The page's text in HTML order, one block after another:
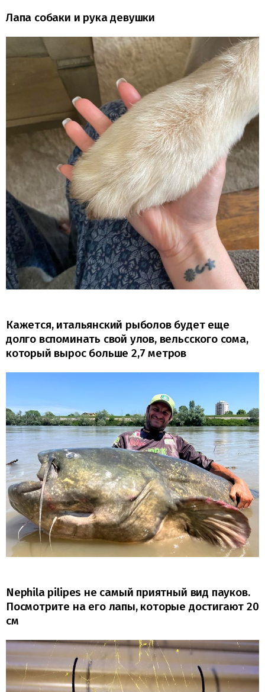
Лапа собаки и рука девушки
Кажется, итальянский рыболов будет еще
долго вспоминать свой улов, вельсского сома,
который вырос больше 2,7 метров
Nephila pilipes не самый приятный вид пауков.
Посмотрите на его лапы, которые достигают 20
см